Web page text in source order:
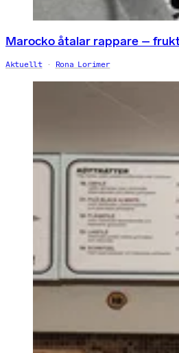
Marocko åtalar rappare –
Aktuellt Rona Lorimer